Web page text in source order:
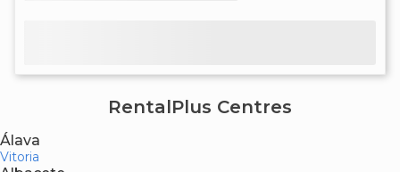
RentalPlus Centres
Álava
Vitoria